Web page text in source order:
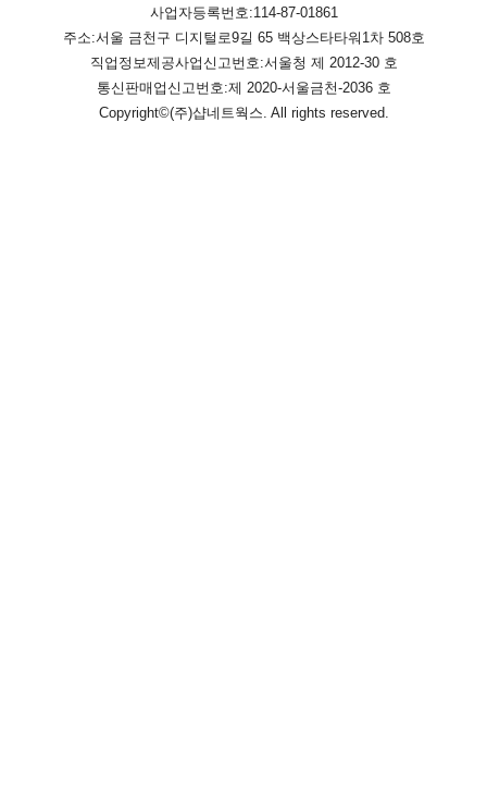
사업자등록번호:114-87-01861
주소:서울 금천구 디지털로9길 65 백상스타타워1차 508호
직업정보제공사업신고번호:서울청 제 2012-30 호
통신판매업신고번호:제 2020-서울금천-2036 호
Copyright©(주)샵네트웍스. All rights reserved.